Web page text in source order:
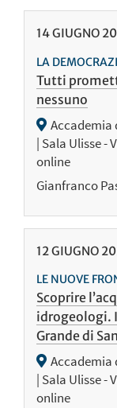
14GIUGNO
LA
Tutti
nessuno
Accademia
| Sala Ulisse -
online
Gianfranco
12GIUGNO
LE NUOVE
Scoprire
idrogeologi.
Grande di
Accademia
| Sala Ulisse -
online